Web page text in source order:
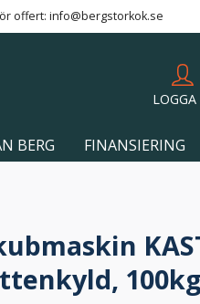
offert: info@bergstorkok.se
BERG FINANSIERING